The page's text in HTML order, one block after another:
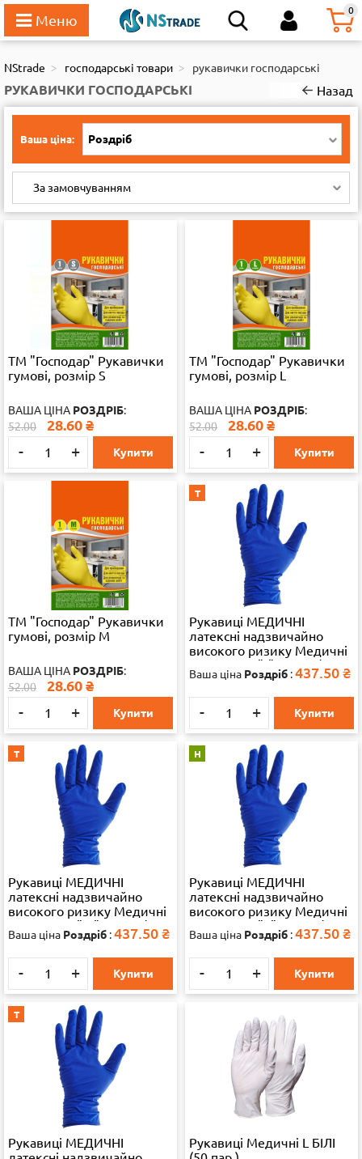
0
111
NStrade господарські товари рукавички господарські
РУКАВИЧКИ ГОСПОДАРСЬКІ Назад
Ваша ціна: Роздріб
За замовчуванням
ТМ "Господар" Рукавички
гумові, розмір S
ВАША ЦІНА РОЗДРІБ:
52.00
28.60 ₴
- + Купити
ТМ "Господар" Рукавички
гумові, розмір L
ВАША ЦІНА РОЗДРІБ:
52.00
28.60 ₴
- + Купити
ТМ "Господар" Рукавички
гумові, розмір M
ВАША ЦІНА РОЗДРІБ:
52.00
28.60 ₴
- + Купити
Т
Рукавиці МЕДИЧНІ
латексні надзвичайно
високого ризику Медичні
рукавички "L" 25 пар/уп.
Ваша ціна Роздріб :437.50 ₴
- + Купити
Т
Рукавиці МЕДИЧНІ
латексні надзвичайно
високого ризику Медичні
рукавички "M" 25 пар/уп.
28325
Ваша ціна Роздріб :437.50 ₴
- + Купити
Н
Рукавиці МЕДИЧНІ
латексні надзвичайно
високого ризику Медичні
рукавички "S" 25 пар/уп.
28325
Ваша ціна Роздріб :437.50 ₴
- + Купити
Т
Рукавиці МЕДИЧНІ
Рукавиці Медичні L БІЛІ